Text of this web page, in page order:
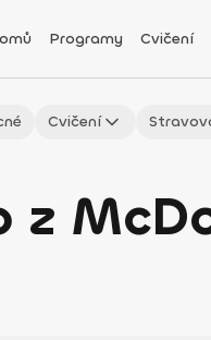
Programy Cvičení
Cvičení